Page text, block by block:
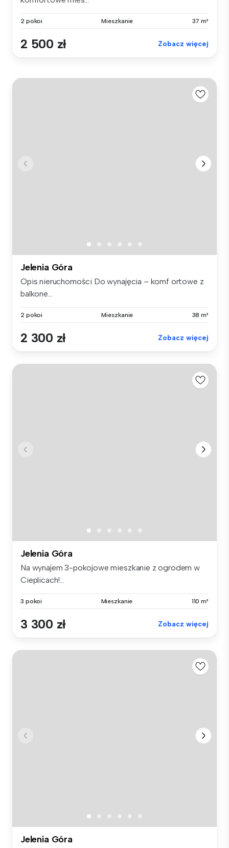
2 pokoi Mieszkanie 37 m²
2 500 zł Zobacz więcej
Jelenia Góra
Opis nieruchomości Do wynajęcia – komf ortowe z
balkone...
2 pokoi Mieszkanie 38 m²
2 300 zł Zobacz więcej
Jelenia Góra
Na wynajem 3-pokojowe mieszkanie z ogrodem w
Cieplicach!...
3 pokoi Mieszkanie 110 m²
3 300 zł Zobacz więcej
Jelenia Góra